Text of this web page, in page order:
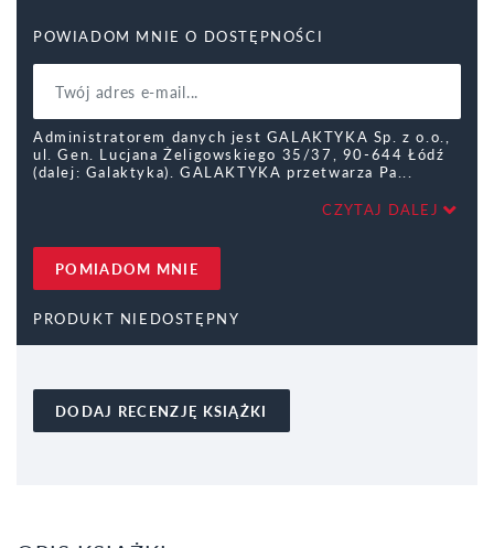
POWIADOM MNIE O DOSTĘPNOŚCI
Administratorem danych jest GALAKTYKA Sp. z o.o.,
ul. Gen. Lucjana Żeligowskiego 35/37, 90-644 Łódź
(dalej: Galaktyka). GALAKTYKA przetwarza Pa
CZYTAJ DALEJ
POMIADOM MNIE
PRODUKT NIEDOSTĘPNY
DODAJ RECENZJĘ KSIĄŻKI